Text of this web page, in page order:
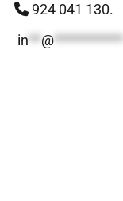
924 041 130.
in**@***********